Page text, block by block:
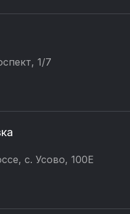
1/7
с. Усово, 100Е